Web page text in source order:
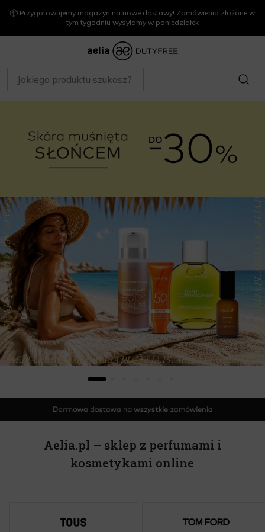
📦 Przygotowujemy magazyn na nowe dostawy! Zamówienia złożone w
tym tygodniu wysyłamy w poniedziałek
SZUKAJ
Aelia.pl – sklep z perfumami i
kosmetykami online